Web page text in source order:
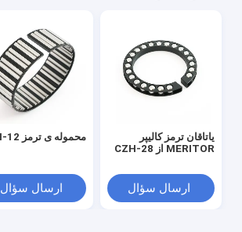
یاتاقان ترمز کالیپر
MERITOR از CZH-28
ارسال سؤال
محموله ی ترمز CZH-12
ارسال سؤال